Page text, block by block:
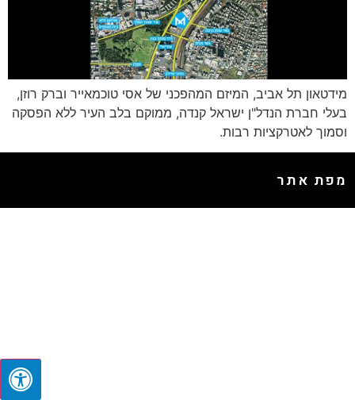
מידטאון תל אביב, המיזם המהפכני של אסי טוכמאייר וברק רוזן,
בעלי חברת הנדל"ן ישראל קנדה, ממוקם בלב העיר ללא הפסקה
וסמוך לאטרקציות רבות.
מפת אתר